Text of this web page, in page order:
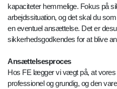
kapaciteter hemmelige. Fokus på
arbejdssituation, og det skal du
en eventuel ansættelse. Det er
sikkerhedsgodkendes for at blive
Ansættelsesproces
Hos FE lægger vi vægt på, at vores
professionel og grundig, og den